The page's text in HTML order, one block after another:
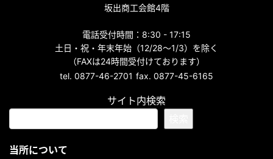
坂出商工会館4階
電話受付時間：8:30 - 17:15
土日・祝・年末年始（12/28～1/3）を除く
（FAXは24時間受付けております）
tel. 0877-46-2701 fax. 0877-45-6165
サイト内検索
当所について